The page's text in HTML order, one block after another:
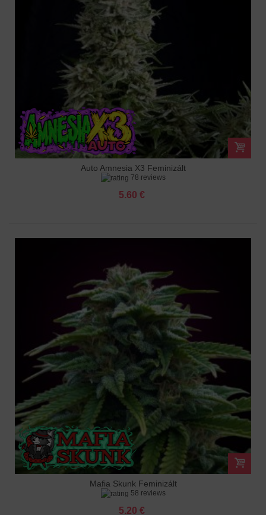
Auto Amnesia X3 Feminizált
78 reviews
5.60 €
Mafia Skunk Feminizált
58 reviews
5.20 €